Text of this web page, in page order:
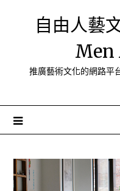
自由人藝
Men
推廣藝術文化的網路平